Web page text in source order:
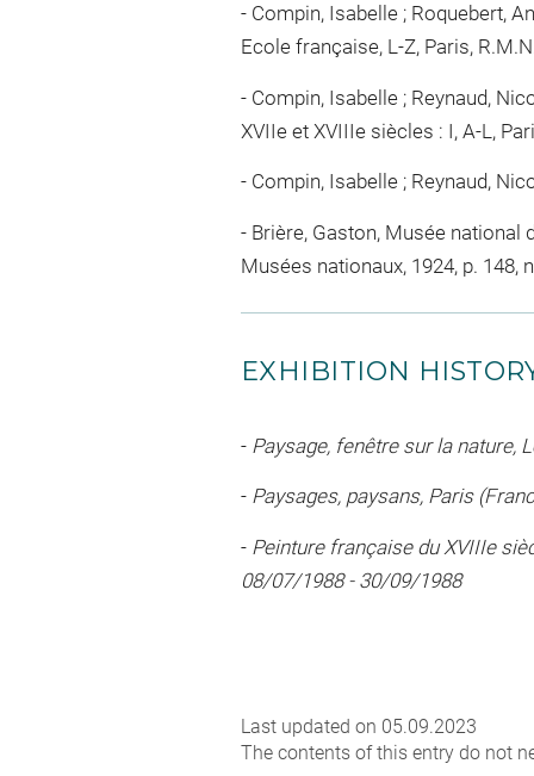
Compin, Isabelle ; Roquebert,
Ecole française, L-Z, Paris,
Compin, Isabelle ; Reynaud,
XVIIe et XVIIIe siècles : I, A-L,
Compin, Isabelle ; Reynaud,
Brière, Gaston, Musée national
Musées nationaux, 1924, p. 148,
EXHIBITION
- Paysage, fenêtre sur la nature,
- Paysages, paysans, Paris
- Peinture française du XVIIIe
08/07/1988 - 30/09/1988
Last updated on 05.09.2023
The contents of this entry do not